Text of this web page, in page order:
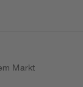
Markt